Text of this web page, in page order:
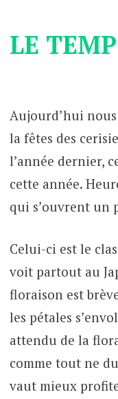
LE
Aujourd’hui
la fêtes des
l’année dernier,
cette année.
qui s’ouvrent un
Celui-ci est le
voit partout au
floraison est
les pétales
attendu de la
comme tout ne
vaut mieux